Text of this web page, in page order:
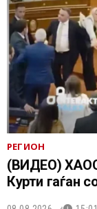
РЕГИОН
(ВИДЕО)
Курти гаѓан